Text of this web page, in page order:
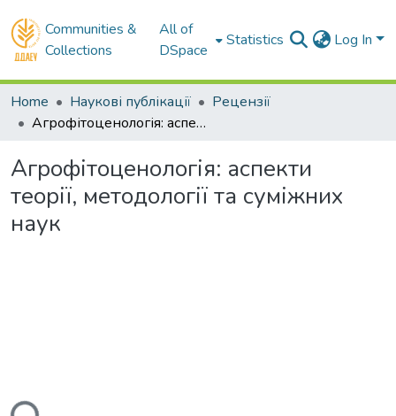
Communities &
Collections
All of
DSpace
Statistics Log In
Home Наукові публікації
Рецензії
Агрофітоценологія: аспекти теорії, методології та суміжних наук
Агрофітоценологія: аспекти
теорії, методології та суміжних
наук